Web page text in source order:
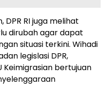
RI juga melihat
dirubah agar dapat
situasi terkini. Wihadi
legislasi DPR,
bertujuan